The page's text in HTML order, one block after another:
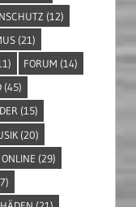
(12)
(21)
FORUM (14)
(45)
(15)
(20)
ONLINE (29)